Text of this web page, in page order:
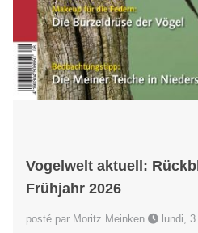
Vogelwelt aktuell:
Frühjahr 2026
posté par Moritz Meinken lundi,